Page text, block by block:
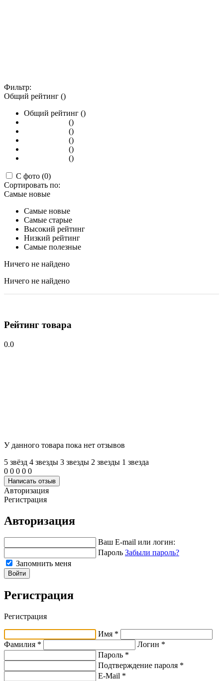
Фильтр:
Общий рейтинг ()
Общий рейтинг ()
()
()
()
()
()
С фото (0)
Сортировать по:
Самые новые
Самые новые
Самые старые
Высокий рейтинг
Низкий рейтинг
Самые полезные
Ничего не найдено
Ничего не найдено
Рейтинг товара
0.0
У данного товара пока нет отзывов
5 звёзд 4 звeзды 3 звeзды 2 звeзды 1 звeзда
0 0 0 0 0
Написать отзыв
Авторизация
Регистрация
Авторизация
Ваш E-mail или логин:
Пароль Забыли пароль?
Запомнить меня
Войти
Регистрация
Регистрация
Имя *
Фамилия *
Логин *
Пароль *
Подтверждение пароля *
E-Mail *